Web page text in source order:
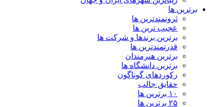
برترین ها
ثروتمندترین ها
عجیب ترین ها
برترین برندها و شرکت ها
قدرتمندترین ها
برترین هنرمندان
برترین دانشگاه ها
رکوردهای گوناگون
حقایق جالب
۱۰ برترین ها
۲۵ برترین ها